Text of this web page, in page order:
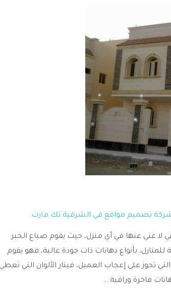
تصميم مواقع في الشرقية تك مارت
لا غني عنها في أي منزل، حيث يقوم صباع الخبر
للمنازل، بأنواع دهانات ذات جودة عالية، فهو يقوم
تحوز على إعجاب العميل، فيتار الألوان التي تعطي
فاخرة وراقية …